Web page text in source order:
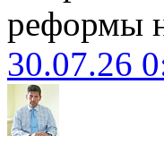
реформы
30.07.26